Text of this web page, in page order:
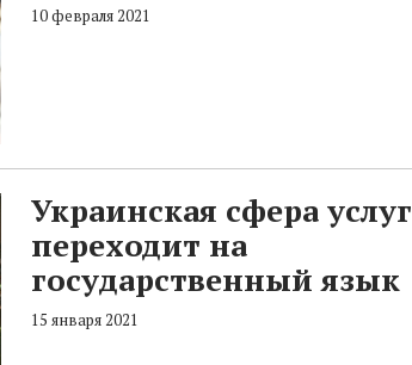
10 февраля 2021
Украинская сфера услуг
переходит на
государственный язык
15 января 2021